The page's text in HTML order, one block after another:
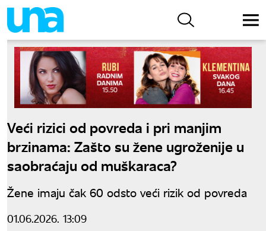
Veći rizici od povreda i pri manjim
brzinama: Zašto su žene ugroženije u
saobraćaju od muškaraca?
Žene imaju čak 60 odsto veći rizik od povreda
01.06.2026. 13:09